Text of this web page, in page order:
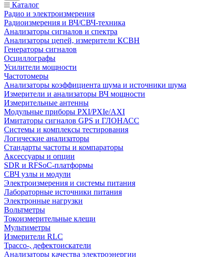
Каталог
Радио и электроизмерения
Радиоизмерения и ВЧ/СВЧ-техника
Анализаторы сигналов и спектра
Анализаторы цепей, измерители КСВН
Генераторы сигналов
Осциллографы
Усилители мощности
Частотомеры
Анализаторы коэффициента шума и источники шума
Измерители и анализаторы ВЧ мощности
Измерительные антенны
Модульные приборы PXI/PXIe/AXI
Имитаторы сигналов GPS и ГЛОНАСС
Системы и комплексы тестирования
Логические анализаторы
Стандарты частоты и компараторы
Аксессуары и опции
SDR и RFSoC‑платформы
СВЧ узлы и модули
Электроизмерения и системы питания
Лабораторные источники питания
Электронные нагрузки
Вольтметры
Токоизмерительные клещи
Мультиметры
Измерители RLC
Трассо-, дефектоискатели
Анализаторы качества электроэнергии